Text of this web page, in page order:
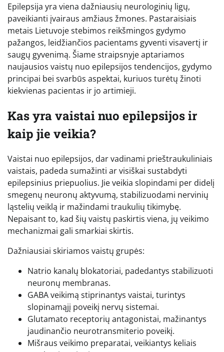
Epilepsija yra viena dažniausių neurologinių ligų,
paveikianti įvairaus amžiaus žmones. Pastaraisiais
metais Lietuvoje stebimos reikšmingos gydymo
pažangos, leidžiančios pacientams gyventi visavertį ir
saugų gyvenimą. Šiame straipsnyje aptariamos
naujausios vaistų nuo epilepsijos tendencijos, gydymo
principai bei svarbūs aspektai, kuriuos turėtų žinoti
kiekvienas pacientas ir jo artimieji.
Kas yra vaistai nuo epilepsijos ir
kaip jie veikia?
Vaistai nuo epilepsijos, dar vadinami prieštraukuliniais
vaistais, padeda sumažinti ar visiškai sustabdyti
epilepsinius priepuolius. Jie veikia slopindami per didelį
smegenų neuronų aktyvumą, stabilizuodami nervinių
ląstelių veiklą ir mažindami traukulių tikimybę.
Nepaisant to, kad šių vaistų paskirtis viena, jų veikimo
mechanizmai gali smarkiai skirtis.
Dažniausiai skiriamos vaistų grupės:
Natrio kanalų blokatoriai, padedantys stabilizuoti
neuronų membranas.
GABA veikimą stiprinantys vaistai, turintys
slopinamąjį poveikį nervų sistemai.
Glutamato receptorių antagonistai, mažinantys
jaudinančio neurotransmiterio poveikį.
Mišraus veikimo preparatai, veikiantys keliais